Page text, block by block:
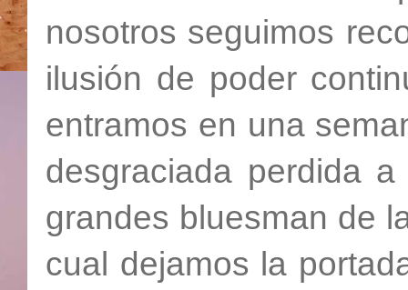
nosotros seguimos
ilusión de poder
entramos en una
desgraciada perdida
grandes bluesman de
cual dejamos la